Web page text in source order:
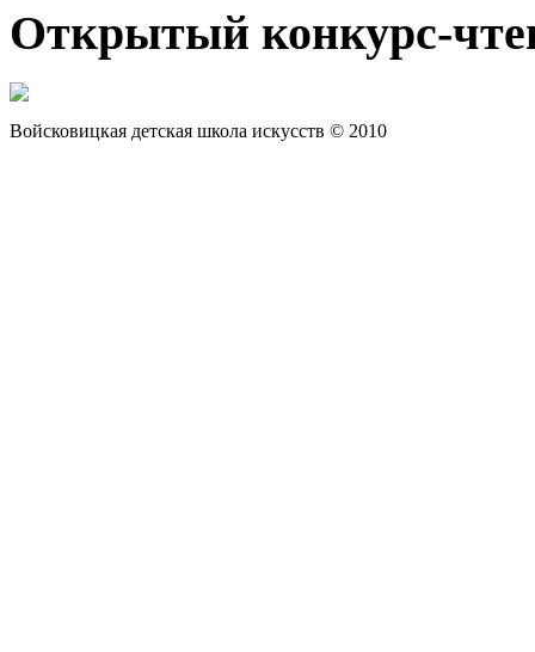
Открытый конкурс-
Войсковицкая детская школа искусств © 2010